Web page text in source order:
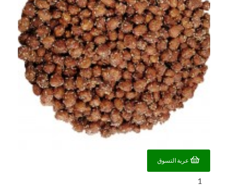
عربة التسوق